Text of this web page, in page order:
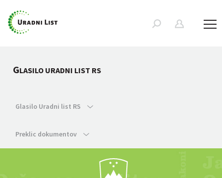
GLASILO URADNI LIST RS
Glasilo Uradni list RS
Preklic dokumentov